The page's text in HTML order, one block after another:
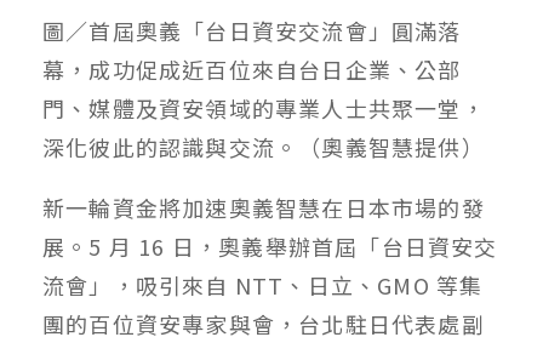
圖／首屆奧義「台日資安交流會」圓滿落
幕，成功促成近百位來自台日企業、公部
門、媒體及資安領域的專業人士共聚一堂，
深化彼此的認識與交流。（奧義智慧提供）
新一輪資金將加速奧義智慧在日本市場的發
展。5 月 16 日，奧義舉辦首屆「台日資安交
流會」，吸引來自 NTT、日立、GMO 等集
團的百位資安專家與會，台北駐日代表處副